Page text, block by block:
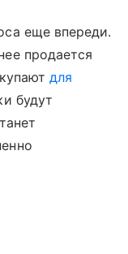
еще впереди.
продается
для
будут